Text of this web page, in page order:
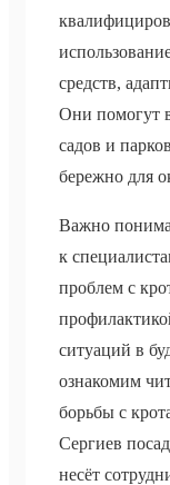
средств,
Они помогут
садов и
бережно для
Важно
к
проблем с
ситуаций в
ознакомим
борьбы с
Сергиев
несёт